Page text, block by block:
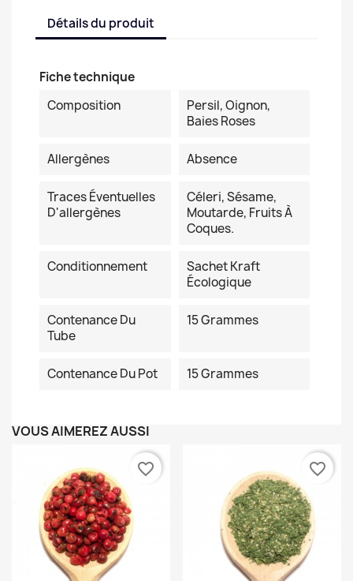
Détails du produit
Fiche technique
Composition
Persil, Oignon,
Baies Roses
Allergènes Absence
Traces Éventuelles
D'allergènes
Céleri, Sésame,
Moutarde, Fruits À
Coques.
Conditionnement
Sachet Kraft
Écologique
Contenance Du
Tube
15 Grammes
Contenance Du Pot 15 Grammes
VOUS AIMEREZ AUSSI
favorite_border favorite_border